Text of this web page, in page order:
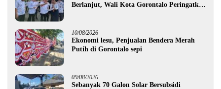
Berlanjut, Wali Kota Gorontalo Peringatkan
10/08/2026
Ekonomi lesu, Penjualan Bendera Merah
Putih di Gorontalo sepi
09/08/2026
Sebanyak 70 Galon Solar Bersubsidi